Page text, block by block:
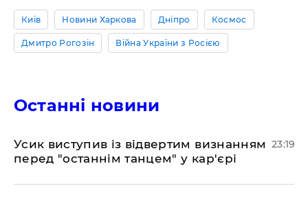
Київ Новини Харкова Дніпро Космос
Дмитро Рогозін Війна України з Росією
Останні новини
​Усик виступив із відвертим визнанням
перед "останнім танцем" у кар'єрі
23:19